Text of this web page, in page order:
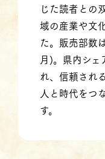
じた読者との
域の産業や文
た。販売部数
月)。県内シェ
れ、信頼され
人と時代をつ
す。